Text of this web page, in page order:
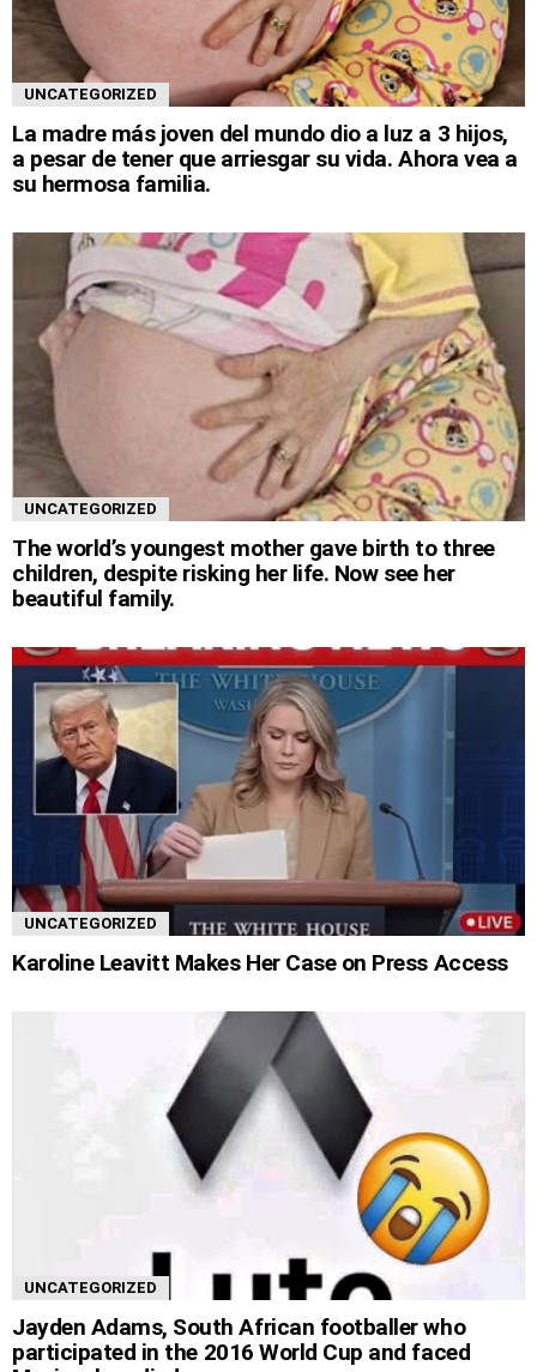
UNCATEGORIZED
La madre más joven del mundo dio a luz a 3 hijos,
a pesar de tener que arriesgar su vida. Ahora vea a
su hermosa familia.
UNCATEGORIZED
The world’s youngest mother gave birth to three
children, despite risking her life. Now see her
beautiful family.
UNCATEGORIZED
Karoline Leavitt Makes Her Case on Press Access
UNCATEGORIZED
Jayden Adams, South African footballer who
participated in the 2016 World Cup and faced